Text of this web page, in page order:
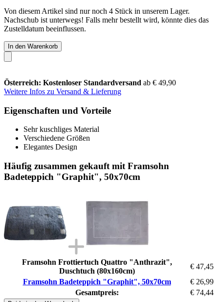
Von diesem Artikel sind nur noch 4 Stück in unserem Lager.
Nachschub ist unterwegs! Falls mehr bestellt wird, könnte dies das
Zustelldatum beeinflussen.
In den Warenkorb
Österreich: Kostenloser Standardversand ab € 49,90
Weitere Infos zu Versand & Lieferung
Eigenschaften und Vorteile
Sehr kuschliges Material
Verschiedene Größen
Elegantes Design
Häufig zusammen gekauft mit Framsohn
Badeteppich "Graphit", 50x70cm
Framsohn Frottiertuch Quattro "Anthrazit",
Duschtuch (80x160cm)
€ 47,45
Framsohn Badeteppich "Graphit", 50x70cm
€ 26,99
Gesamtpreis:
€ 74,44